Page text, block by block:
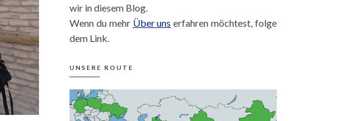
wir in diesem Blog.
Wenn du mehr Über uns erfahren möchtest, folge
dem Link.
UNSERE ROUTE